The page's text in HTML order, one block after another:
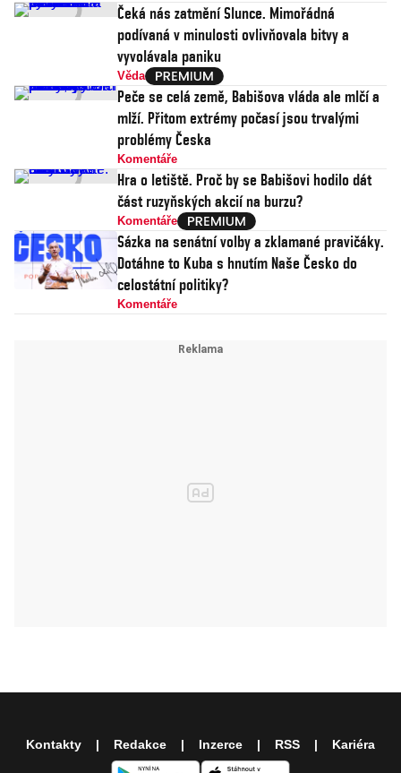
Čeká nás zatmění Slunce. Mimořádná
podívaná v minulosti ovlivňovala bitvy a
vyvolávala paniku
Věda
Peče se celá země, Babišova vláda ale mlčí a
mlží. Přitom extrémy počasí jsou trvalými
problémy Česka
Komentáře
Hra o letiště. Proč by se Babišovi hodilo dát
část ruzyňských akcií na burzu?
Komentáře
Sázka na senátní volby a zklamané pravičáky.
Dotáhne to Kuba s hnutím Naše Česko do
celostátní politiky?
Komentáře
Kontakty Redakce Inzerce RSS Kariéra